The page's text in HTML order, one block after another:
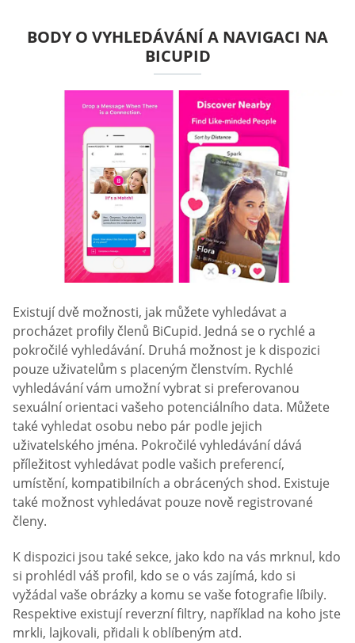
BODY O VYHLEDÁVÁNÍ A NAVIGACI NA
BICUPID
Existují dvě možnosti, jak můžete vyhledávat a
procházet profily členů BiCupid. Jedná se o rychlé a
pokročilé vyhledávání. Druhá možnost je k dispozici
pouze uživatelům s placeným členstvím. Rychlé
vyhledávání vám umožní vybrat si preferovanou
sexuální orientaci vašeho potenciálního data. Můžete
také vyhledat osobu nebo pár podle jejich
uživatelského jména. Pokročilé vyhledávání dává
příležitost vyhledávat podle vašich preferencí,
umístění, kompatibilních a obrácených shod. Existuje
také možnost vyhledávat pouze nově registrované
členy.
K dispozici jsou také sekce, jako kdo na vás mrknul, kdo
si prohlédl váš profil, kdo se o vás zajímá, kdo si
vyžádal vaše obrázky a komu se vaše fotografie líbily.
Respektive existují reverzní filtry, například na koho jste
mrkli, lajkovali, přidali k oblíbeným atd.